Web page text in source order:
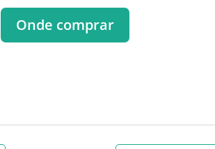
Onde comprar